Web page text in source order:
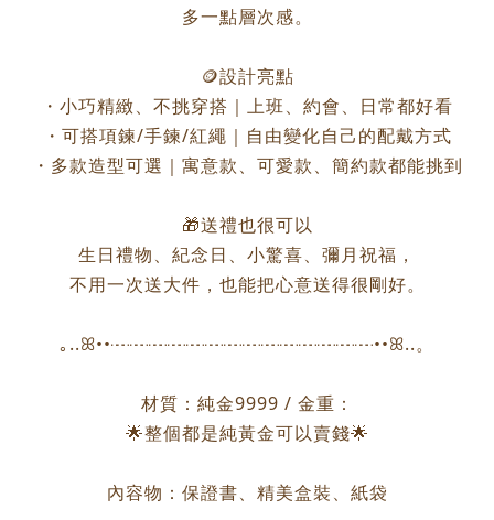
多一點層次感。
🪙設計亮點
・小巧精緻、不挑穿搭｜上班、約會、日常都好看
・可搭項鍊/手鍊/紅繩｜自由變化自己的配戴方式
・多款造型可選｜寓意款、可愛款、簡約款都能挑到
🎁送禮也很可以
生日禮物、紀念日、小驚喜、彌月祝福，
不用一次送大件，也能把心意送得很剛好。
｡..ꕤ••┈┈┈┈┈┈┈┈┈┈┈┈┈┈••ꕤ..。
材質：純金9999 / 金重：
🌟整個都是純黃金可以賣錢🌟
內容物：保證書、精美盒裝、紙袋